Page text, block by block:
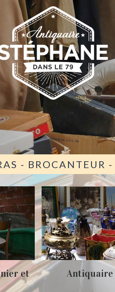
- BROCANTEUR
et
Antiquaire